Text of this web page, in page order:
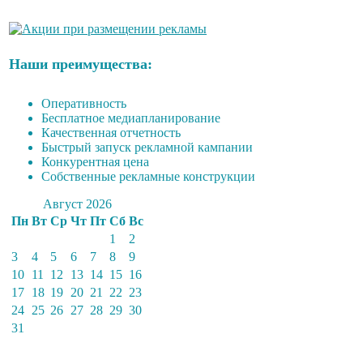
Наши преимущества:
Оперативность
Бесплатное медиапланирование
Качественная отчетность
Быстрый запуск рекламной кампании
Конкурентная цена
Собственные рекламные конструкции
Август 2026
Пн Вт Ср Чт Пт Сб Вс
1
2
3
4 5 6 7 8
9
10 11 12 13 14 15 16
17 18 19 20 21 22 23
24 25 26 27 28 29 30
31